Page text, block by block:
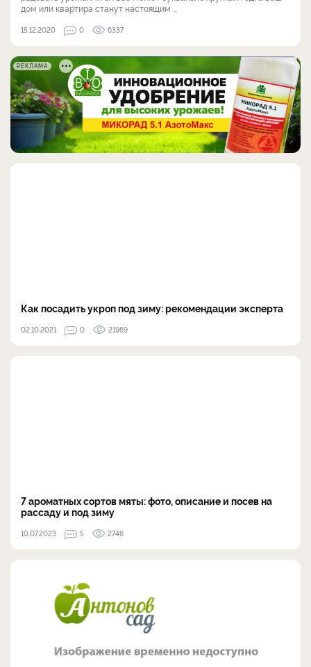
дом или квартира станут настоящим ...
15.12.2020 0 6337
РЕКЛАМА
Как посадить укроп под зиму: рекомендации эксперта
02.10.2021 0 21969
7 ароматных сортов мяты: фото, описание и посев на
рассаду и под зиму
10.07.2023 5 2746